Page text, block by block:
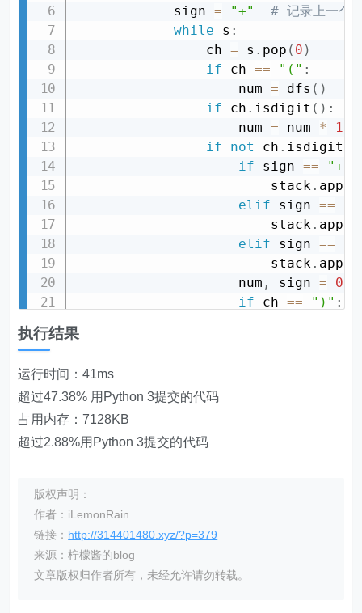
            sign
= "+"
# 记录上一个
while s :
                ch
= s . pop ( 0 )
if ch == "(" :
                    num
= dfs ( )
if ch . isdigit ( ) :
                    num
= num * 10
if
not ch . isdigit
if sign == "+"
                        stack
.
elif sign ==
                        stack
.
elif sign ==
                        stack
.
                    num
, sign = 0
if ch == ")" :
执行结果
运行时间：41ms
超过47.38% 用Python 3提交的代码
占用内存：7128KB
超过2.88%用Python 3提交的代码
版权声明：
作者：iLemonRain
链接： http://314401480.xyz/?p=379
来源：柠檬酱的blog
文章版权归作者所有，未经允许请勿转载。